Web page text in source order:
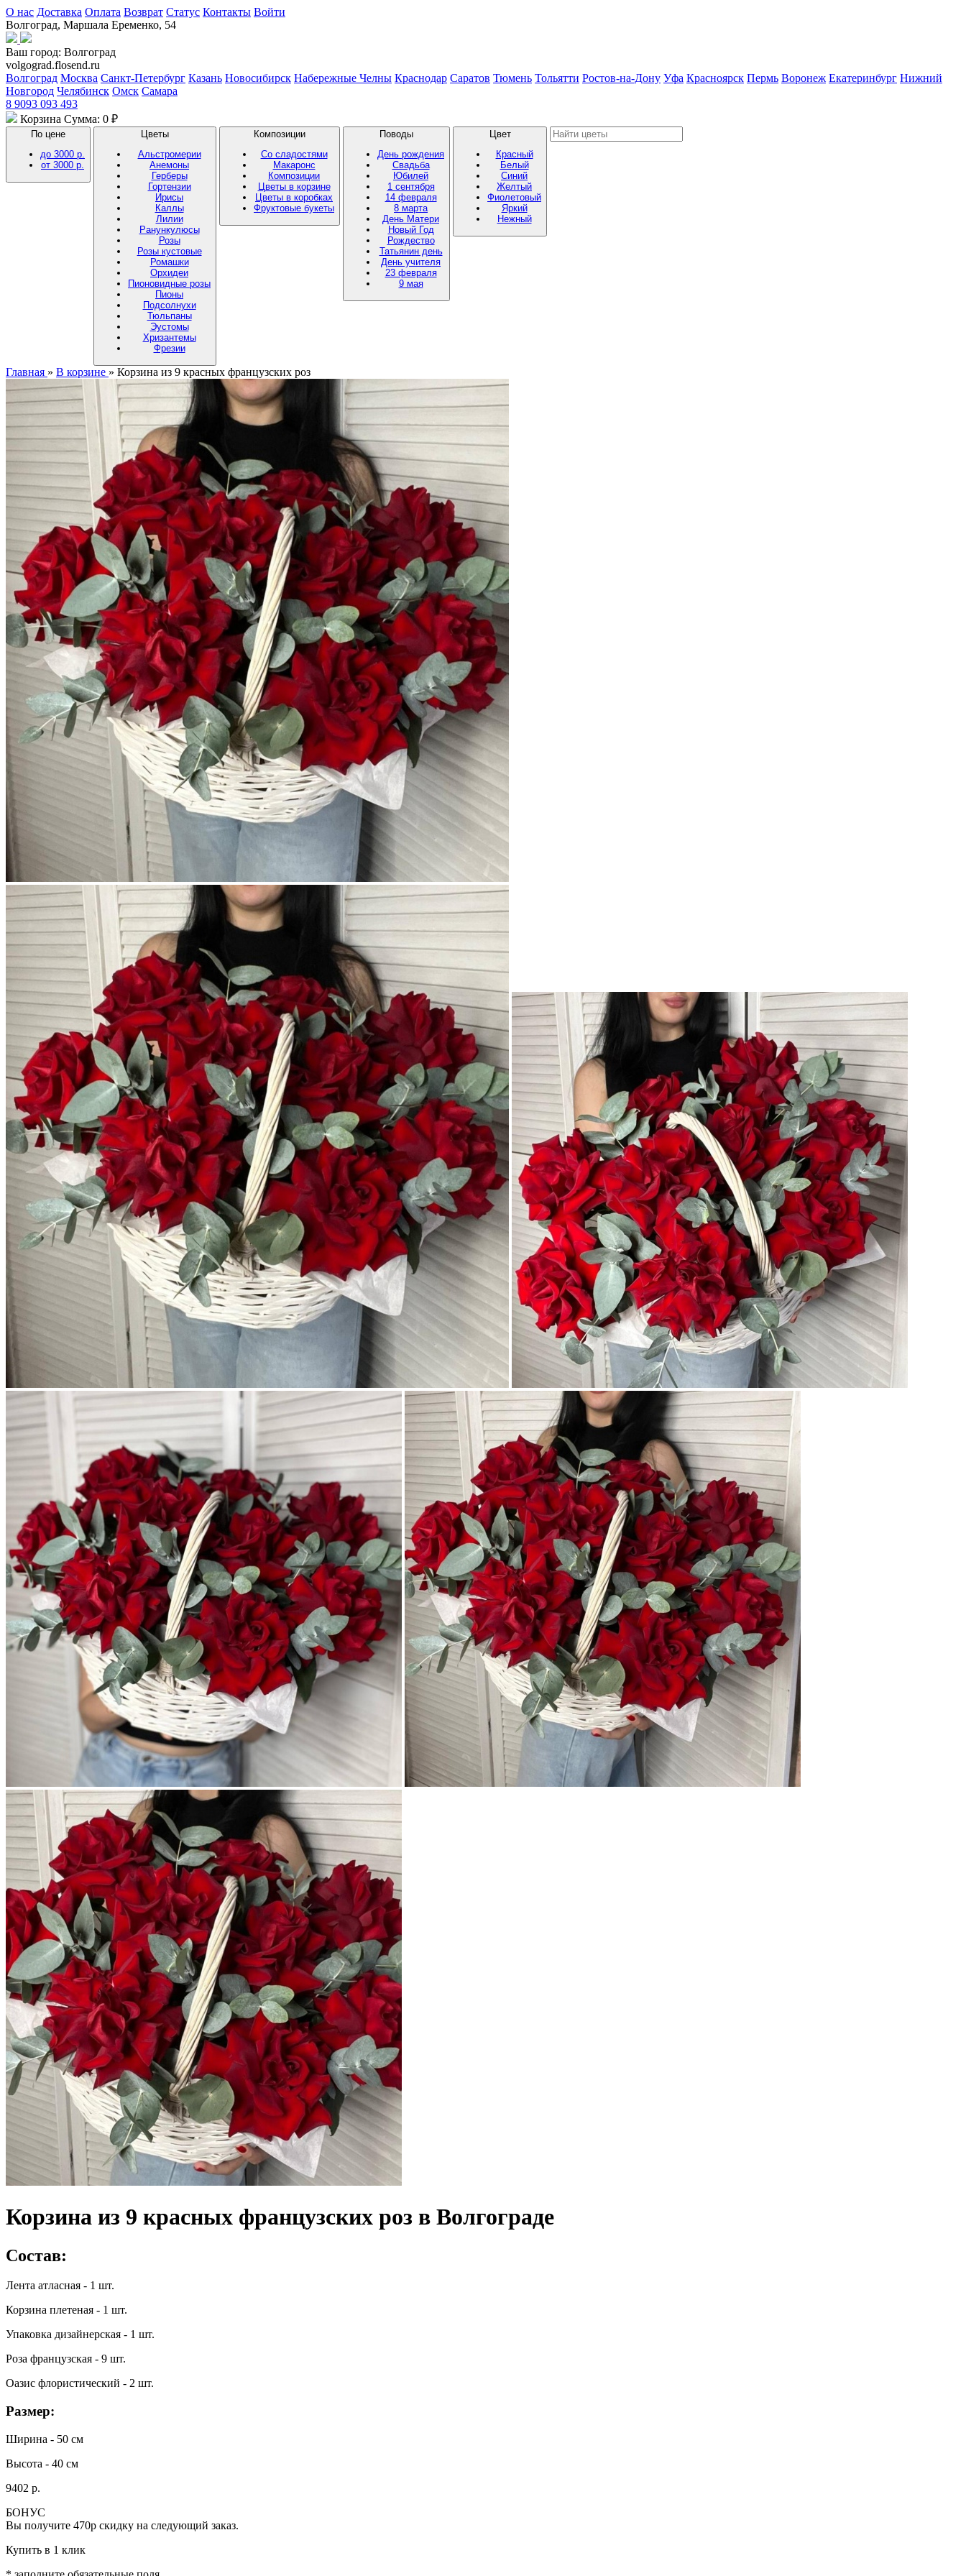
О нас Доставка Оплата Возврат Статус Контакты Войти
Волгоград, Маршала Еременко, 54
Ваш город: Волгоград
volgograd.flosend.ru
Волгоград Москва Санкт-Петербург Казань Новосибирск Набережные Челны Краснодар Саратов Тюмень Тольятти Ростов-на-Дону Уфа Красноярск Пермь Воронеж Екатеринбург Нижний
Новгород Челябинск Омск Самара
8 9093 093 493
Корзина Сумма: 0 ₽
По цене
до 3000 р.
от 3000 р.
Цветы
Альстромерии
Анемоны
Герберы
Гортензии
Ирисы
Каллы
Лилии
Ранункулюсы
Розы
Розы кустовые
Ромашки
Орхидеи
Пионовидные розы
Пионы
Подсолнухи
Тюльпаны
Эустомы
Хризантемы
Фрезии
Композиции
Со сладостями
Макаронс
Композиции
Цветы в корзине
Цветы в коробках
Фруктовые букеты
Поводы
День рождения
Свадьба
Юбилей
1 сентября
14 февраля
8 марта
День Матери
Новый Год
Рождество
Татьянин день
День учителя
23 февраля
9 мая
Цвет
Красный
Белый
Синий
Желтый
Фиолетовый
Яркий
Нежный
Главная » В корзине » Корзина из 9 красных французских роз
Корзина из 9 красных французских роз в Волгограде
Состав:
Лента атласная - 1 шт.
Корзина плетеная - 1 шт.
Упаковка дизайнерская - 1 шт.
Роза французская - 9 шт.
Оазис флористический - 2 шт.
Размер:
Ширина - 50 см
Высота - 40 см
9402 р.
БОНУС
Вы получите 470р скидку на следующий заказ.
Купить в 1 клик